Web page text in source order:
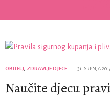
OBITELJ, ZDRAVLJE DJECE 31. SRPNJA
Naučite djecu